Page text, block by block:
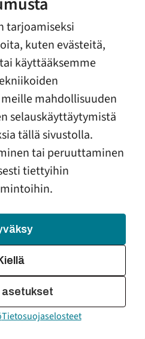
tarjoamiseksi
kuten evästeitä,
käyttääksemme
mahdollisuuden
selauskäyttäytymistä
tällä sivustolla.
tai peruuttaminen
tiettyihin
asetukset
Tietosuojaselosteet
liiton tuen ja
jäsenyhdistyksillä on
vauvaperheiden tukemisessa,
sekä eroauttamisessa.
Ammattilainen
lisää
selvitä erosta raskaus- tai
vauvan etu siinä tilanteessa.